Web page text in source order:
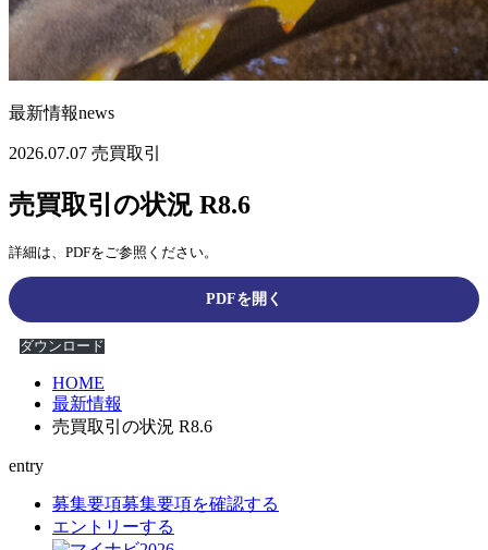
最新情報news
2026.07.07 売買取引
売買取引の状況 R8.6
詳細は、PDFをご参照ください。
PDFを開く
ダウンロード
HOME
最新情報
売買取引の状況 R8.6
entry
募集要項募集要項を確認する
エントリーする